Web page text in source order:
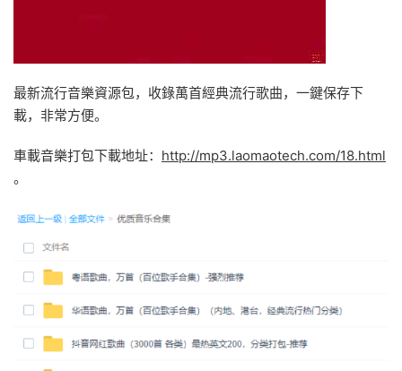
最新流行音樂資源包，收錄萬首經典流行歌曲，一鍵保存下
載，非常方便。
車載音樂打包下載地址： http://mp3.laomaotech.com/18.html
。